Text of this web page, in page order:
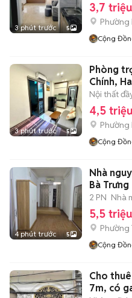
3 phút trước 5
3,7
Cộng
3 phút trước 5
Phòng
Chính,
Nội thất
4,5
Cộng
4 phút trước 5
Nhà
Bà Trưng
2 PN Nhà
5,5
Phường
Cộng
Cho
7m, có